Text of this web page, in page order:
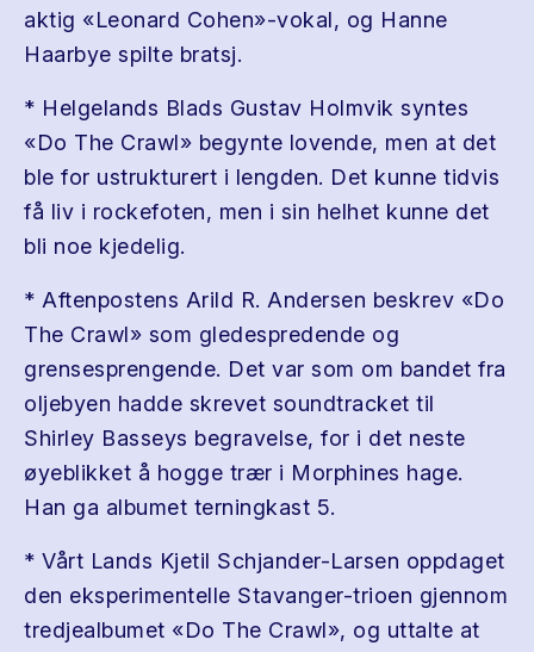
aktig «Leonard Cohen»-vokal, og Hanne
Haarbye spilte bratsj.
* Helgelands Blads Gustav Holmvik syntes
«Do The Crawl» begynte lovende, men at det
ble for ustrukturert i lengden. Det kunne tidvis
få liv i rockefoten, men i sin helhet kunne det
bli noe kjedelig.
* Aftenpostens Arild R. Andersen beskrev «Do
The Crawl» som gledespredende og
grensesprengende. Det var som om bandet fra
oljebyen hadde skrevet soundtracket til
Shirley Basseys begravelse, for i det neste
øyeblikket å hogge trær i Morphines hage.
Han ga albumet terningkast 5.
* Vårt Lands Kjetil Schjander-Larsen oppdaget
den eksperimentelle Stavanger-trioen gjennom
tredjealbumet «Do The Crawl», og uttalte at